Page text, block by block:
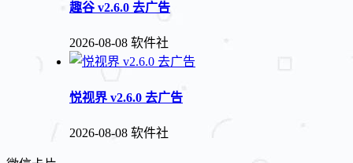
趣谷 v2.6.0 去广告
2026-08-08 软件社
悦视界 v2.6.0 去广告
2026-08-08 软件社